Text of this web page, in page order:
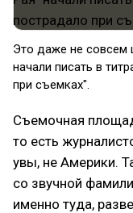
Это даже не совсем
начали писать в
при съемках".
Съемочная
то есть
увы, не Америки.
со звучной
именно туда,